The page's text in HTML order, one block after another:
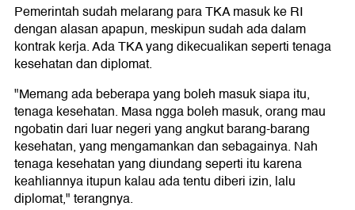
Pemerintah sudah melarang para TKA masuk ke RI
dengan alasan apapun, meskipun sudah ada dalam
kontrak kerja. Ada TKA yang dikecualikan seperti tenaga
kesehatan dan diplomat.
"Memang ada beberapa yang boleh masuk siapa itu,
tenaga kesehatan. Masa ngga boleh masuk, orang mau
ngobatin dari luar negeri yang angkut barang-barang
kesehatan, yang mengamankan dan sebagainya. Nah
tenaga kesehatan yang diundang seperti itu karena
keahliannya itupun kalau ada tentu diberi izin, lalu
diplomat," terangnya.